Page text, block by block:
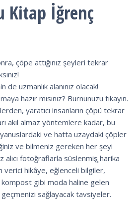
Kitap İğrenç
çöpe attığınız şeyleri tekrar
de uzmanlık alanınız olacak!
hazır mısınız? Burnunuzu tıkayın.
yaratıcı insanların çöpü tekrar
akıl almaz yöntemlere kadar, bu
ve hatta uzaydaki çöpler
ve bilmeniz gereken her şeyi
alıcı fotoğraflarla süslenmiş̧ harika
verici hikâye, eğlenceli bilgiler,
gibi moda haline gelen
sağlayacak tavsiyeler.